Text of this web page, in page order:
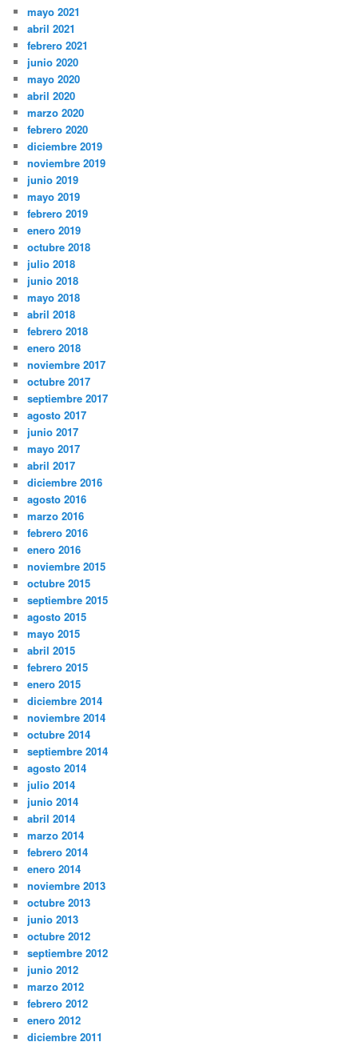
mayo 2021
abril 2021
febrero 2021
junio 2020
mayo 2020
abril 2020
marzo 2020
febrero 2020
diciembre 2019
noviembre 2019
junio 2019
mayo 2019
febrero 2019
enero 2019
octubre 2018
julio 2018
junio 2018
mayo 2018
abril 2018
febrero 2018
enero 2018
noviembre 2017
octubre 2017
septiembre 2017
agosto 2017
junio 2017
mayo 2017
abril 2017
diciembre 2016
agosto 2016
marzo 2016
febrero 2016
enero 2016
noviembre 2015
octubre 2015
septiembre 2015
agosto 2015
mayo 2015
abril 2015
febrero 2015
enero 2015
diciembre 2014
noviembre 2014
octubre 2014
septiembre 2014
agosto 2014
julio 2014
junio 2014
abril 2014
marzo 2014
febrero 2014
enero 2014
noviembre 2013
octubre 2013
junio 2013
octubre 2012
septiembre 2012
junio 2012
marzo 2012
febrero 2012
enero 2012
diciembre 2011